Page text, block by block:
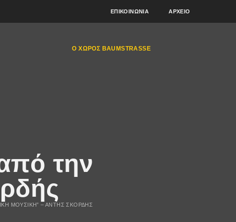
ΕΠΙΚΟΙΝΩΝΊΑ ΑΡΧΕΊΟ
Ο ΧΏΡΟΣ BAUMSTRASSE
την
ΜΟΥΣΙΚΉ” – ΆΝΤΗΣ ΣΚΟΡΔΉΣ